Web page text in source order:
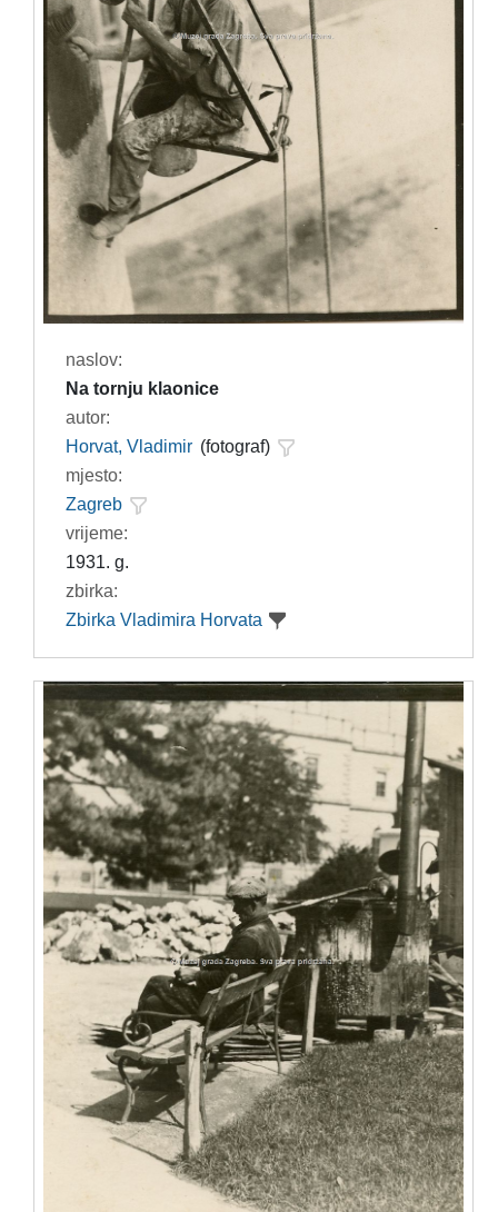
naslov:
Na tornju klaonice
autor:
Horvat, Vladimir (fotograf)
mjesto:
Zagreb
vrijeme:
1931. g.
zbirka:
Zbirka Vladimira Horvata